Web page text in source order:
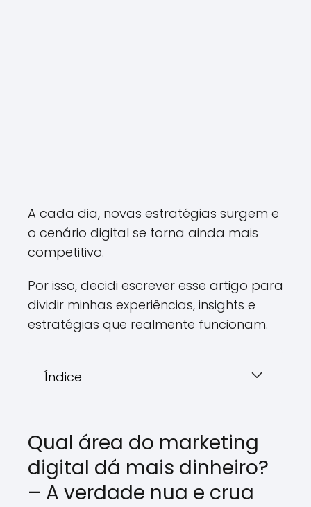
A cada dia, novas estratégias surgem e
o cenário digital se torna ainda mais
competitivo.
Por isso, decidi escrever esse artigo para
dividir minhas experiências, insights e
estratégias que realmente funcionam.
Índice
Qual área do marketing
digital dá mais dinheiro?
– A verdade nua e crua